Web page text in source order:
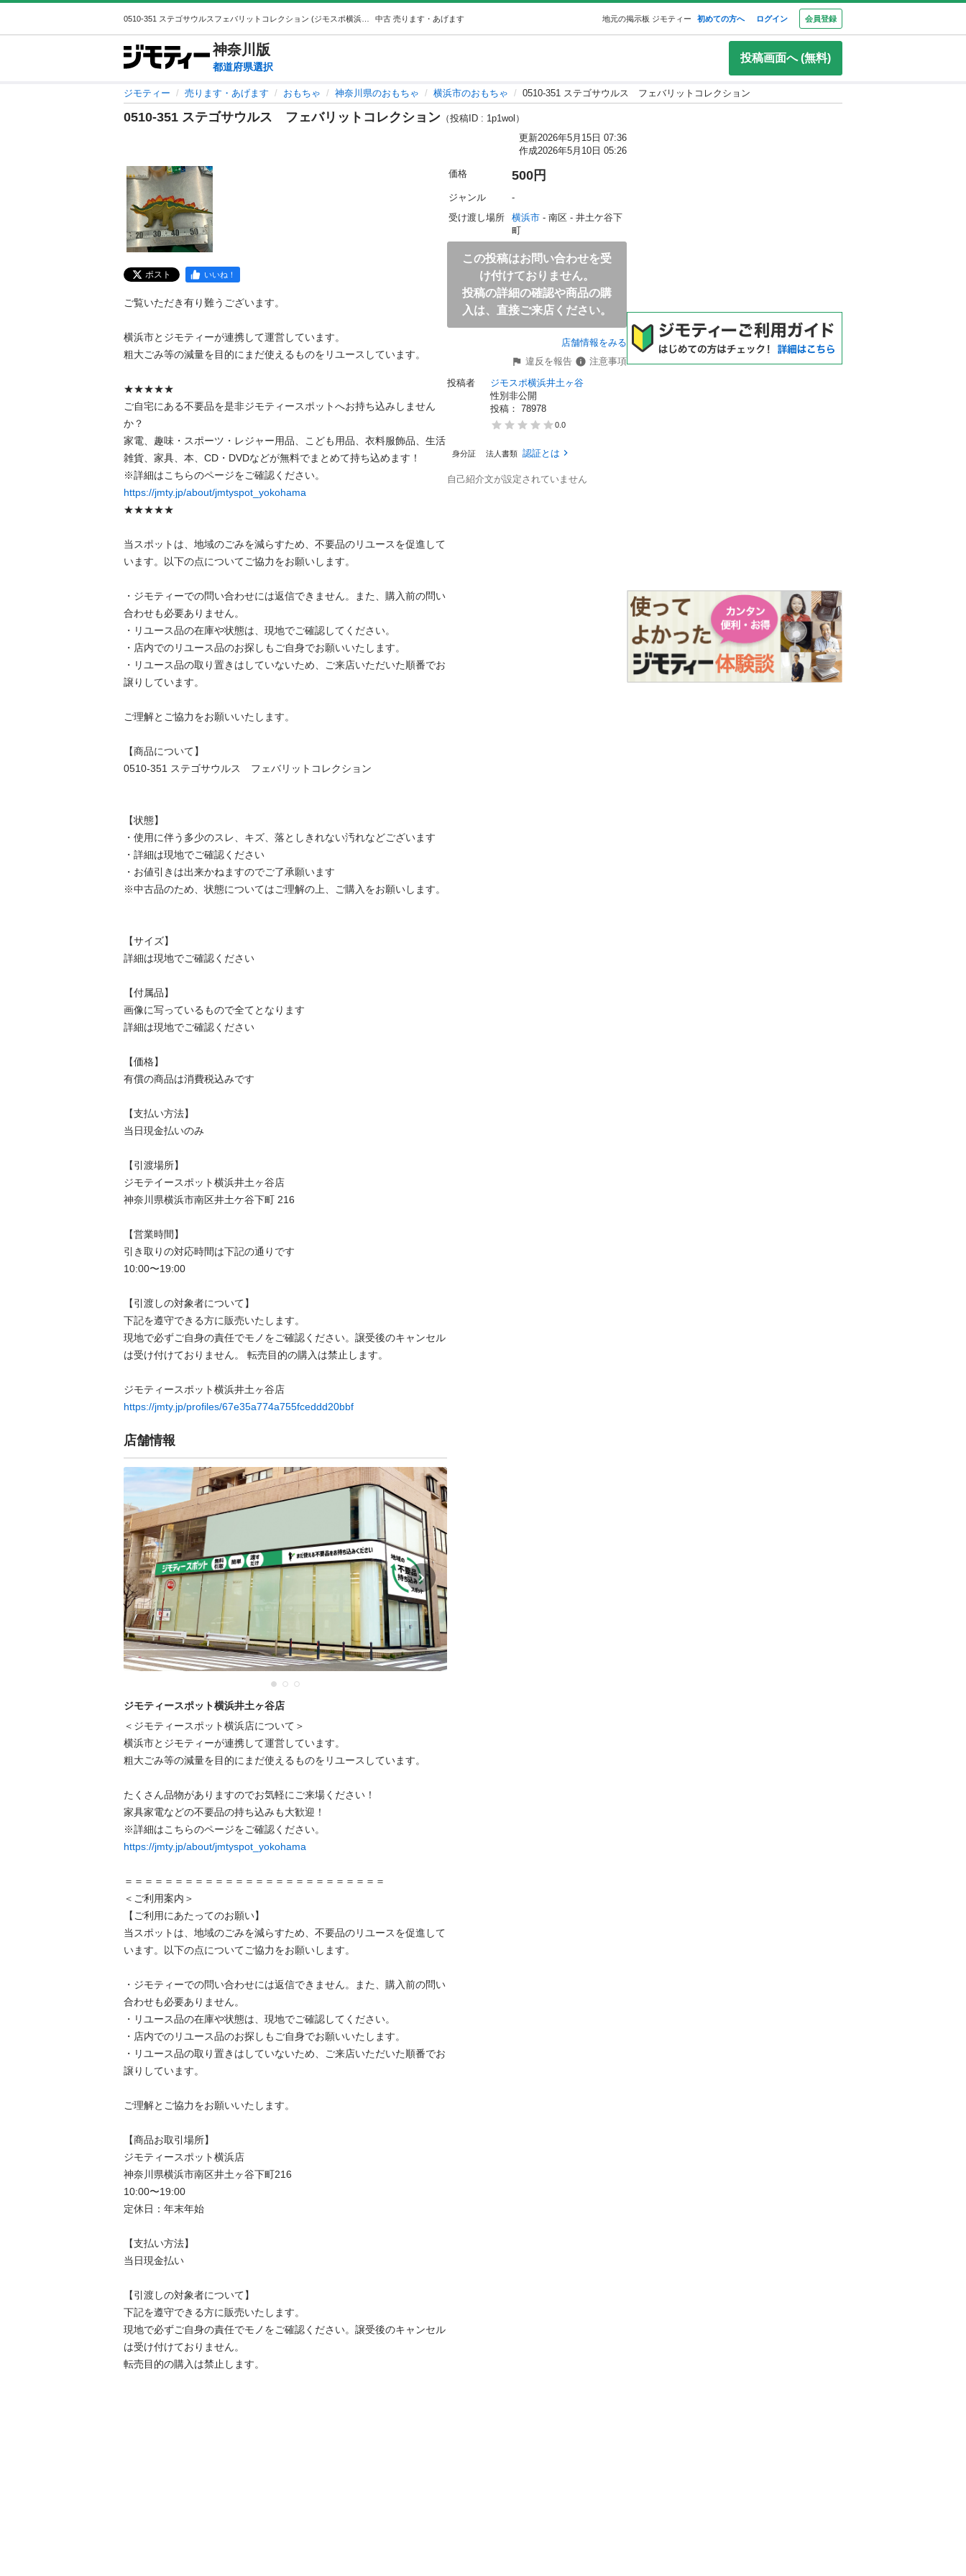
中古 売ります・あげます 地元の掲示板 ジモティー 初めての方へ ログイン 会員登録
神奈川 版
都道府県選択
投稿画面へ (無料)
ジモティー 売ります・あげます おもちゃ 神奈川県のおもちゃ 横浜市のおもちゃ 0510-351 ステゴサウルス フェバリットコレクション
0510-351 ステゴサウルス フェバリットコレクション （投稿ID : 1p1wol）
更新2026年5月15日 07:36
作成2026年5月10日 05:26
ポスト いいね！
ご覧いただき有り難うございます。
横浜市とジモティーが連携して運営しています。
粗⼤ごみ等の減量を⽬的にまだ使えるものをリユースしています。
★★★★★
ご自宅にある不要品を是非ジモティースポットへお持ち込みしません
か？
家電、趣味・スポーツ・レジャー用品、こども用品、衣料服飾品、生活
雑貨、家具、本、CD・DVDなどが無料でまとめて持ち込めます！
https://jmty.jp/about/jmtyspot_yokohama
★★★★★
当スポットは、地域のごみを減らすため、不要品のリユースを促進して
います。以下の点についてご協力をお願いします。
・ジモティーでの問い合わせには返信できません。また、購入前の問い
合わせも必要ありません。
・リユース品の在庫や状態は、現地でご確認してください。
・店内でのリユース品のお探しもご自身でお願いいたします。
・リユース品の取り置きはしていないため、ご来店いただいた順番でお
譲りしています。
ご理解とご協力をお願いいたします。
【商品について】
0510-351 ステゴサウルス　フェバリットコレクション
【状態】
・使用に伴う多少のスレ、キズ、落としきれない汚れなどございます
・詳細は現地でご確認ください
・お値引きは出来かねますのでご了承願います
※中古品のため、状態についてはご理解の上、ご購入をお願いします。
【サイズ】
詳細は現地でご確認ください
【付属品】
画像に写っているもので全てとなります
詳細は現地でご確認ください
【価格】
有償の商品は消費税込みです
【⽀払い⽅法】
当⽇現⾦払いのみ
【引渡場所】
ジモテイースポット横浜井土ヶ谷店
神奈川県横浜市南区井⼟ケ⾕下町 216
【営業時間】
引き取りの対応時間は下記の通りです
10:00〜19:00
【引渡しの対象者について】
下記を遵守できる⽅に販売いたします。
現地で必ずご⾃⾝の責任でモノをご確認ください。譲受後のキャンセル
は受け付けておりません。 転売⽬的の購⼊は禁⽌します。
https://jmty.jp/profiles/67e35a774a755fceddd20bbf
店舗情報
ジモティースポット横浜井土ヶ谷店
＜ジモティースポット横浜店について＞
横浜市とジモティーが連携して運営しています。
粗⼤ごみ等の減量を⽬的にまだ使えるものをリユースしています。
たくさん品物がありますのでお気軽にご来場ください！
家具家電などの不要品の持ち込みも大歓迎！
https://jmty.jp/about/jmtyspot_yokohama
＝＝＝＝＝＝＝＝＝＝＝＝＝＝＝＝＝＝＝＝＝＝＝＝＝＝
＜ご利用案内＞
【ご利用にあたってのお願い】
当スポットは、地域のごみを減らすため、不要品のリユースを促進して
います。以下の点についてご協力をお願いします。
・ジモティーでの問い合わせには返信できません。また、購入前の問い
合わせも必要ありません。
・リユース品の在庫や状態は、現地でご確認してください。
・店内でのリユース品のお探しもご自身でお願いいたします。
・リユース品の取り置きはしていないため、ご来店いただいた順番でお
譲りしています。
ご理解とご協力をお願いいたします。
【商品お取引場所】
ジモティースポット横浜店
神奈川県横浜市南区井土ヶ谷下町216
10:00〜19:00
定休日：年末年始
【⽀払い⽅法】
当日現金払い
【引渡しの対象者について】
下記を遵守できる⽅に販売いたします。
現地で必ずご⾃⾝の責任でモノをご確認ください。譲受後のキャンセル
は受け付けておりません。
転売⽬的の購⼊は禁⽌します。
価格 500円
ジャンル
-
受け渡し場所
横浜市 - 南区 - 井土ケ谷下
町
この投稿はお問い合わせを受
け付けておりません。
投稿の詳細の確認や商品の購
入は、直接ご来店ください。
店舗情報をみる
違反を報告
注意事項
投稿者
ジモスポ横浜井土ヶ谷
性別非公開
投稿： 78978
0.0
身分証 法人書類 認証とは
自己紹介文が設定されていません